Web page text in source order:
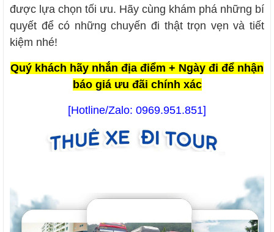
được lựa chọn tối ưu. Hãy cùng khám phá những bí
quyết để có những chuyến đi thật trọn vẹn và tiết
kiệm nhé!
Quý khách hãy nhắn địa điểm + Ngày đi để nhận
báo giá ưu đãi chính xác
[Hotline/Zalo: 0969.951.851]